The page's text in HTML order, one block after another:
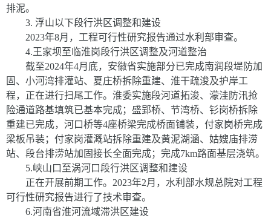
排泥。
3. 浮山以下段行洪区调整和建设
2023年8月，工程可行性研究报告通过水利部审查。
4.王家坝至临淮岗段行洪区调整及河道整治
截至2024年4月底，安徽省实施部分已完成南润段堤防加
固、小河湾排灌站、夏庄桥拆除重建、淮干疏浚及护岸工
程，正在进行扫尾工作。淮委实施段河道拓浚、 濛洼防汛抢
险通道路基填筑已基本完成；盛郢桥、节湾桥、钐岗桥拆除
重建已完成，河口桥等4座桥梁完成桥面铺装，付家岗桥完成
梁板吊装；付家岗灌溉站拆除重建及黄泥湖涵、姑嫂庙排涝
站、段台排涝站加固接长全面完成；完成7km路面基层浇筑。
5.峡山口至涡河口段行洪区调整和建设
正在开展前期工作。 2023年2月，水利部水规总院对工程
可行性研究报告进行了技术审查。
6.河南省淮河流域滞洪区建设